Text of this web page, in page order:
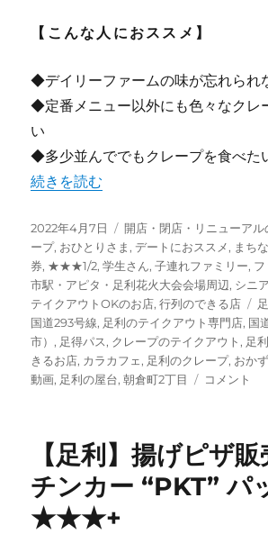
【こんな人におススメ】
◆デイリーファームの味が忘れられ
◆定番メニュー以外にも色々なクレ
い
◆多少並んででもクレープを食べた
“【足利】 “カラカフェ” あのデ
続きを読む
投
稿
日:
2022年4月7日
カ
テ
ゴ
リ
ー
開店・閉店・リニューアル
ープ, おひとりさま ,デートにおススメ, まち
券, ★★★1/2,学生さん,子連れファミリー,
市駅・アピタ・足利花火大会会場周辺, シニア
テイクアウトOKのお店,行列のできる店
タ
グ
国道293号線, 足利のテイクアウト専門店, 国
市） , 足得パス, クレープのテイクアウト , 足
きるお店, カラカフェ, 足利のクレープ, おか
動画, 足利の屋台,朝倉町2丁目
【足
カ
コメント
【足利】揚げピザ
チンカー “PKT” パ
★★★+